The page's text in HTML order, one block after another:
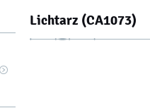
Lichtarz (CA1073)